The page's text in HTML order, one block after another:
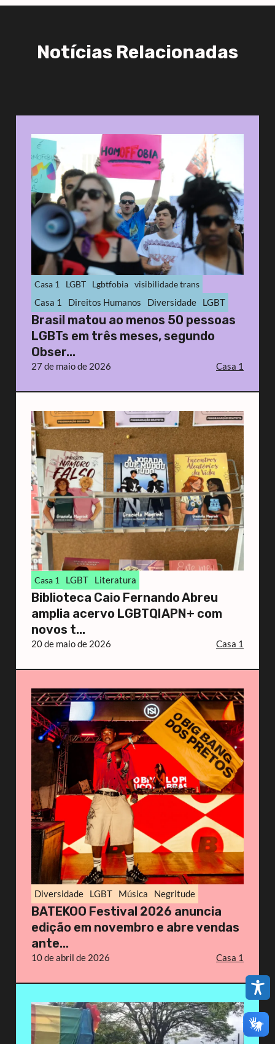
Notícias Relacionadas
Casa 1 LGBT Lgbtfobia visibilidade trans
Casa 1 Direitos Humanos Diversidade LGBT
Brasil matou ao menos 50 pessoas
LGBTs em três meses, segundo
Obser...
27 de maio de 2026 Casa 1
Casa 1 LGBT Literatura
Biblioteca Caio Fernando Abreu
amplia acervo LGBTQIAPN+ com
novos t...
20 de maio de 2026 Casa 1
Diversidade LGBT Música Negritude
BATEKOO Festival 2026 anuncia
edição em novembro e abre vendas
ante...
10 de abril de 2026 Casa 1